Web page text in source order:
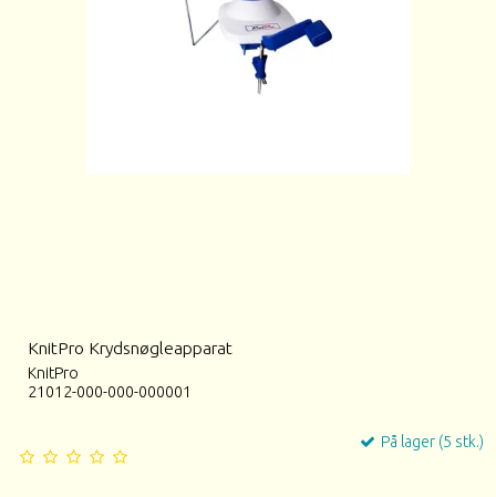
KnitPro Krydsnøgleapparat
KnitPro
21012-000-000-000001
På lager (5 stk.)